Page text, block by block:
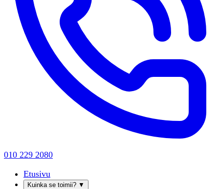
010 229 2080
Etusivu
Kuinka se toimii? ▼